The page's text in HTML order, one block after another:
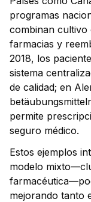
programas
combinan
farmacias y
2018, los
sistema
de calidad; en
permite
seguro médico.
Estos ejemplos
modelo
mejorando tanto